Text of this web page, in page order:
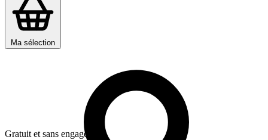
Ma sélection
Gratuit et sans engagement